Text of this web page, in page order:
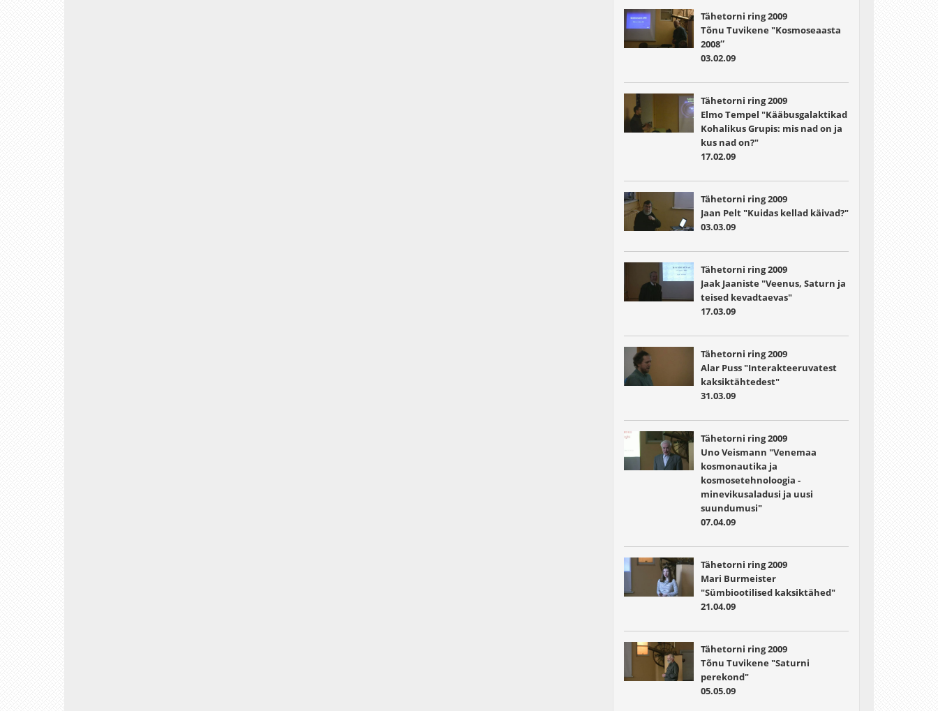
Tähetorni ring 2009
Tõnu Tuvikene "Kosmoseaasta
2008″
03.02.09
Tähetorni ring 2009
Elmo Tempel "Kääbusgalaktikad
Kohalikus Grupis: mis nad on ja
kus nad on?"
17.02.09
Tähetorni ring 2009
Jaan Pelt "Kuidas kellad käivad?"
03.03.09
Tähetorni ring 2009
Jaak Jaaniste "Veenus, Saturn ja
teised kevadtaevas"
17.03.09
Tähetorni ring 2009
Alar Puss "Interakteeruvatest
kaksiktähtedest"
31.03.09
Tähetorni ring 2009
Uno Veismann "Venemaa
kosmonautika ja
kosmosetehnoloogia -
minevikusaladusi ja uusi
suundumusi"
07.04.09
Tähetorni ring 2009
Mari Burmeister
"Sümbiootilised kaksiktähed"
21.04.09
Tähetorni ring 2009
Tõnu Tuvikene "Saturni
perekond"
05.05.09